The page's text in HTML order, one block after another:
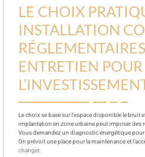
LE CHOIX
INSTALLATION
ENTRETIEN POUR
Le choix se base sur l’espace disponible le bruit
implantation en zone urbaine peut imposer des
Vous demandez un diagnostic énergétique
On prévoit une place pour la maintenance et
changer.